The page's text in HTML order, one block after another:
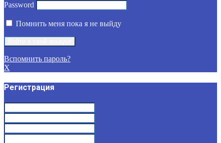
Password
Помнить меня пока я не выйду
Вспомнить пароль?
X
Регистрация